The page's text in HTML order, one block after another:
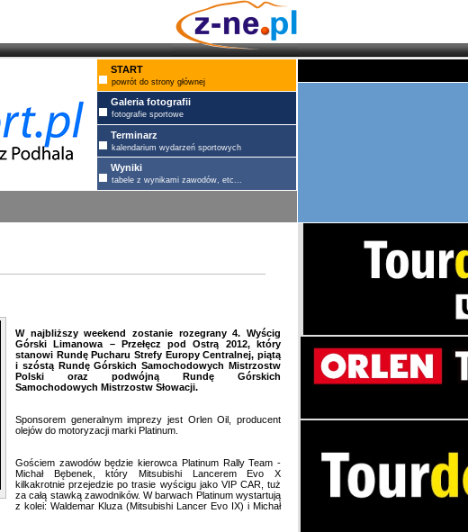
START
powrót do strony głównej
Galeria fotografii
fotografie sportowe
Terminarz
kalendarium wydarzeń sportowych
Wyniki
tabele z wynikami zawodów, etc...
W najbliższy weekend zostanie rozegrany 4. Wyścig
Górski Limanowa – Przełęcz pod Ostrą 2012, który
stanowi Rundę Pucharu Strefy Europy Centralnej, piątą
i szóstą Rundę Górskich Samochodowych Mistrzostw
Polski oraz podwójną Rundę Górskich
Samochodowych Mistrzostw Słowacji.
Sponsorem generalnym imprezy jest Orlen Oil, producent
olejów do motoryzacji marki Platinum.
Gościem zawodów będzie kierowca Platinum Rally Team -
Michał Bębenek, który Mitsubishi Lancerem Evo X
kilkakrotnie przejedzie po trasie wyścigu jako VIP CAR, tuż
za całą stawką zawodników. W barwach Platinum wystartują
z kolei: Waldemar Kluza (Mitsubishi Lancer Evo IX) i Michał